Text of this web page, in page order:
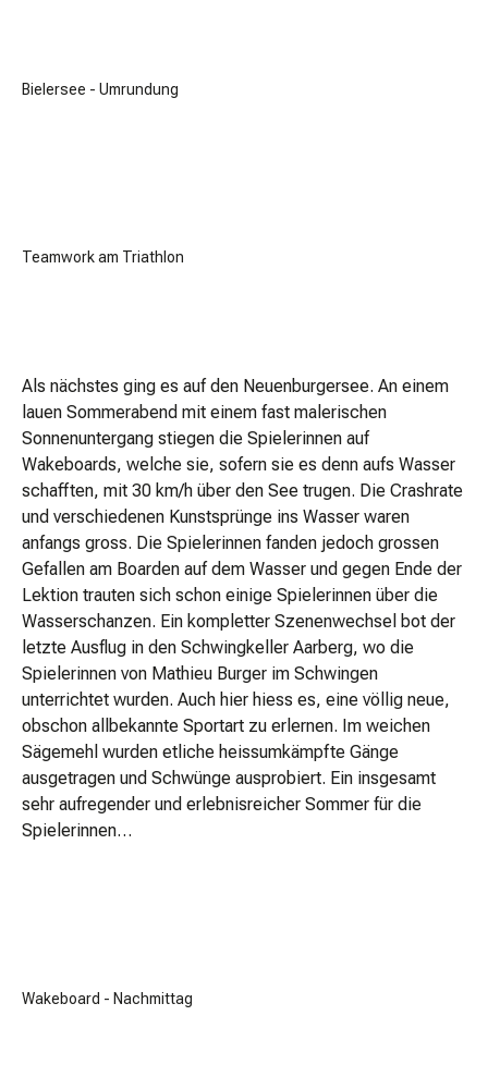
Bielersee - Umrundung
Teamwork am Triathlon
Als nächstes ging es auf den Neuenburgersee. An einem
lauen Sommerabend mit einem fast malerischen
Sonnenuntergang stiegen die Spielerinnen auf
Wakeboards, welche sie, sofern sie es denn aufs Wasser
schafften, mit 30 km/h über den See trugen. Die Crashrate
und verschiedenen Kunstsprünge ins Wasser waren
anfangs gross. Die Spielerinnen fanden jedoch grossen
Gefallen am Boarden auf dem Wasser und gegen Ende der
Lektion trauten sich schon einige Spielerinnen über die
Wasserschanzen. Ein kompletter Szenenwechsel bot der
letzte Ausflug in den Schwingkeller Aarberg, wo die
Spielerinnen von Mathieu Burger im Schwingen
unterrichtet wurden. Auch hier hiess es, eine völlig neue,
obschon allbekannte Sportart zu erlernen. Im weichen
Sägemehl wurden etliche heissumkämpfte Gänge
ausgetragen und Schwünge ausprobiert. Ein insgesamt
sehr aufregender und erlebnisreicher Sommer für die
Spielerinnen…
Wakeboard - Nachmittag